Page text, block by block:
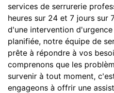
services de serrurerie
heures sur 24 et 7 jours sur
d'une intervention
planifiée, notre équipe de
prête à répondre à vos
comprenons que les
survenir à tout moment,
engageons à offrir une